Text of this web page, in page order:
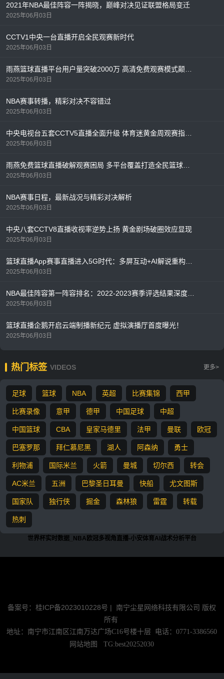
2021年NBA最佳阵容一阵揭晓，巅峰对决见证联盟格局变迁
2025年06月03日
CCTV1中央一台直播开启全民观赛新时代
2025年06月03日
2025年06月03日
NBA赛事转播，精彩对决不容错过
2025年06月03日
2025年06月03日
2025年06月03日
NBA赛事日程，最新战况与精彩对决解析
2025年06月03日
中央八套CCTV8直播收视率逆势上扬 黄金剧场破圈效应显现
2025年06月03日
2025年06月03日
2025年06月03日
篮球直播企鹅开启云端制播新纪元 虚拟演播厅首度曝光！
2025年06月03日
热门标签 VIDEOS 更多>
足球 篮球 NBA 英超 比赛集锦 西甲
比赛录像 意甲 德甲 中国足球 中超
中国篮球 CBA 皇家马德里 法甲 曼联 欧冠
巴塞罗那 拜仁慕尼黑 湖人 阿森纳 勇士
利物浦 国际米兰 火箭 曼城 切尔西 转会
AC米兰 五洲 巴黎圣日耳曼 快船 尤文图斯
国家队 独行侠 掘金 森林狼 雷霆 转载
热刺
世界杯实时数据_NBA欧冠多视角直播-小安体育AI战术分析平台
备案号：桂ICP备2023010228号 |
南宁尘星网络科技有限公司 版权
所有
地址：南宁市江南区江南万达广场C16号楼十层 电话：0771-3386560
网站地图 TG:best20252030